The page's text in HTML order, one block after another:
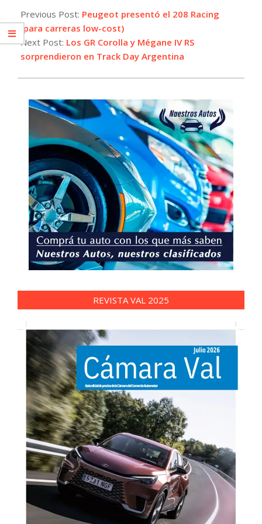
10-
23
Previous Post: Peugeot presentó el 208 Racing
(para carreras low-cost)
Next Post: Los GR Corolla y Mégane IV RS
sorprendieron en Track Day Argentina
REVISTA VAL 2025